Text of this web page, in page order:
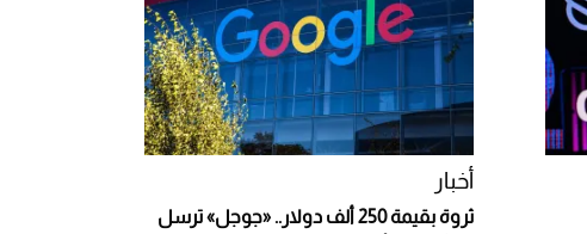
أخبار
ثروة بقيمة 250 ألف دولار.. «جوجل» ترسل